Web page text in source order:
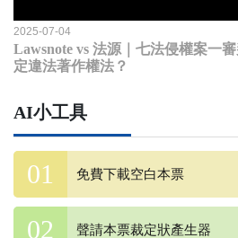
2025-07-04
Lawsnote vs 法源｜七法侵權案一
定違法著作權法？
AI小工具
免費下載空白本票
聲請本票裁定狀產生器